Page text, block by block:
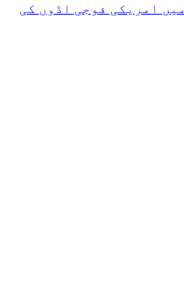
امریکی فوجی اڈوں کی